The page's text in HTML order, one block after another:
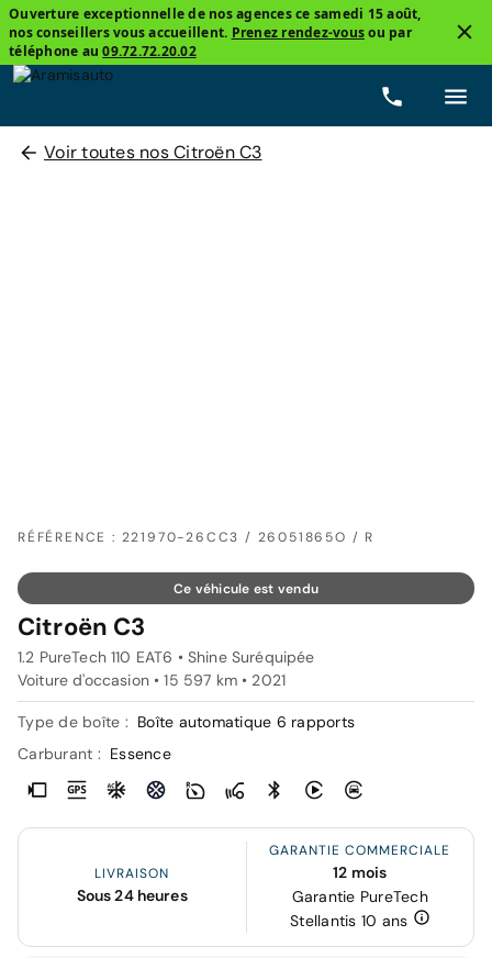
Ouverture exceptionnelle de nos agences ce samedi 15 août,
nos conseillers vous accueillent. Prenez rendez-vousou par
téléphone au09.72.72.20.02
Voir toutes nos Citroën C3
RÉFÉRENCE : 221970-26CC3 / 26051865O / R
Ce véhicule est vendu
Citroën C3
1.2 PureTech 110 EAT6 • Shine Suréquipée
Voiture d'occasion • 15 597 km • 2021
Type de boîte : Boîte automatique 6 rapports
Carburant : Essence
LIVRAISON
Sous 24 heures
GARANTIE COMMERCIALE
12 mois
Garantie PureTech
Stellantis 10 ans